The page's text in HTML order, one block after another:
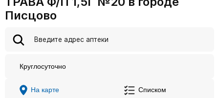
Писцово
Круглосуточно
На карте Списком